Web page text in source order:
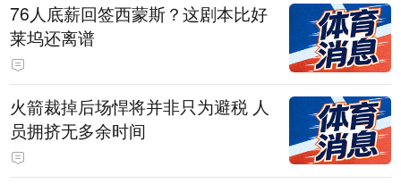
76人底薪回签西蒙斯？这剧本比好
莱坞还离谱
火箭裁掉后场悍将并非只为避税 人
员拥挤无多余时间